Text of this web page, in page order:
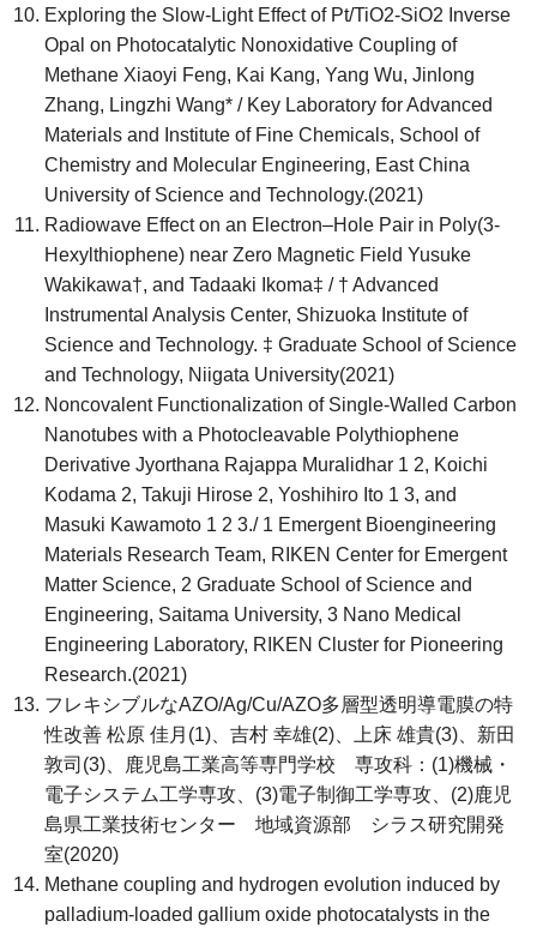
Exploring the Slow-Light Effect of Pt/TiO2-SiO2 Inverse
Opal on Photocatalytic Nonoxidative Coupling of
Methane Xiaoyi Feng, Kai Kang, Yang Wu, Jinlong
Zhang, Lingzhi Wang* / Key Laboratory for Advanced
Materials and Institute of Fine Chemicals, School of
Chemistry and Molecular Engineering, East China
University of Science and Technology.(2021)
Radiowave Effect on an Electron–Hole Pair in Poly(3-
Hexylthiophene) near Zero Magnetic Field Yusuke
Wakikawa†, and Tadaaki Ikoma‡ / † Advanced
Instrumental Analysis Center, Shizuoka Institute of
Science and Technology. ‡ Graduate School of Science
and Technology, Niigata University(2021)
Noncovalent Functionalization of Single-Walled Carbon
Nanotubes with a Photocleavable Polythiophene
Derivative Jyorthana Rajappa Muralidhar 1 2, Koichi
Kodama 2, Takuji Hirose 2, Yoshihiro Ito 1 3, and
Masuki Kawamoto 1 2 3./ 1 Emergent Bioengineering
Materials Research Team, RIKEN Center for Emergent
Matter Science, 2 Graduate School of Science and
Engineering, Saitama University, 3 Nano Medical
Engineering Laboratory, RIKEN Cluster for Pioneering
Research.(2021)
フレキシブルなAZO/Ag/Cu/AZO多層型透明導電膜の特
性改善 松原 佳月(1)、吉村 幸雄(2)、上床 雄貴(3)、新田
敦司(3)、鹿児島工業高等専門学校 専攻科：(1)機械・
電子システム工学専攻、(3)電子制御工学専攻、(2)鹿児
島県工業技術センター 地域資源部 シラス研究開発
室(2020)
Methane coupling and hydrogen evolution induced by
palladium-loaded gallium oxide photocatalysts in the